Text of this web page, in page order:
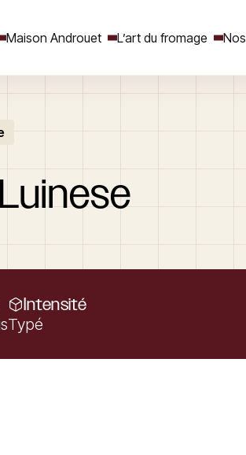
Maison Androuet L’art du fromage
Luinese
Intensité
Typé